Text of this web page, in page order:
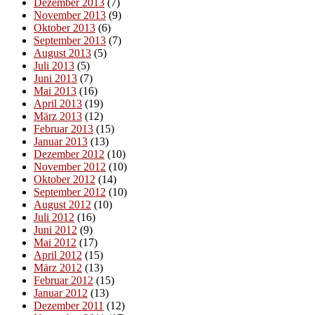
Dezember 2013 (7)
November 2013 (9)
Oktober 2013 (6)
September 2013 (7)
August 2013 (5)
Juli 2013 (5)
Juni 2013 (7)
Mai 2013 (16)
April 2013 (19)
März 2013 (12)
Februar 2013 (15)
Januar 2013 (13)
Dezember 2012 (10)
November 2012 (10)
Oktober 2012 (14)
September 2012 (10)
August 2012 (10)
Juli 2012 (16)
Juni 2012 (9)
Mai 2012 (17)
April 2012 (15)
März 2012 (13)
Februar 2012 (15)
Januar 2012 (13)
Dezember 2011 (12)